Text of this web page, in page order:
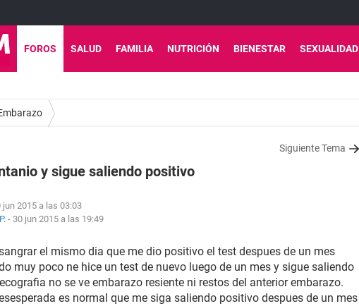
FOROS SALUD FAMILIA NUTRICIÓN BIENESTAR SEXUALIDAD
Siguiente Tema
y sigue saliendo positivo
jun 2015 a las 03:03
- 30 jun 2015 a las 19:49
el mismo dia que me dio positivo el test despues de un mes
muy poco ne hice un test de nuevo luego de un mes y sigue saliendo
no se ve embarazo resiente ni restos del anterior embarazo.
es normal que me siga saliendo positivo despues de un mes